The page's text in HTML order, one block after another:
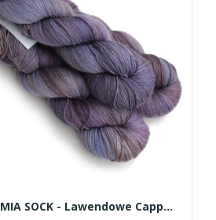
WARMIA SOCK - Lawendowe Cappuccino